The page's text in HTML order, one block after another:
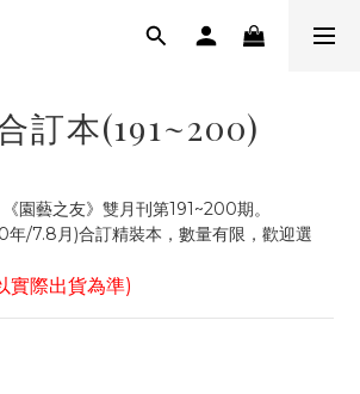
訂本(191~200)
園藝之友》雙月刊第191~200期。
年/7.8月)合訂精裝本，數量有限，歡迎選
實際出貨為準)